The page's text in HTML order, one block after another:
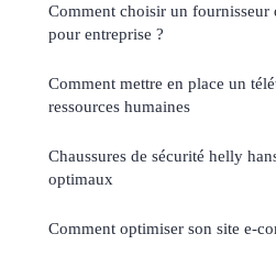
Comment choisir un fournisseur
pour entreprise ?
Comment mettre en place un
ressources humaines
Chaussures de sécurité helly
optimaux
Comment optimiser son site e-